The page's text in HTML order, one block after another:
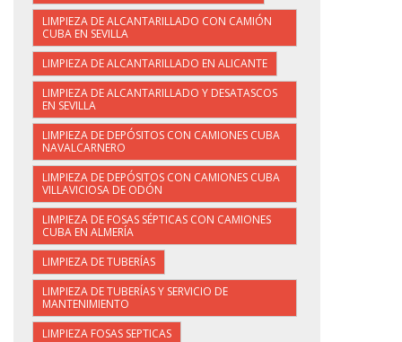
LIMPIEZA DE ALCANTARILLADO CON CAMIÓN
CUBA EN SEVILLA
LIMPIEZA DE ALCANTARILLADO EN ALICANTE
LIMPIEZA DE ALCANTARILLADO Y DESATASCOS
EN SEVILLA
LIMPIEZA DE DEPÓSITOS CON CAMIONES CUBA
NAVALCARNERO
LIMPIEZA DE DEPÓSITOS CON CAMIONES CUBA
VILLAVICIOSA DE ODÓN
LIMPIEZA DE FOSAS SÉPTICAS CON CAMIONES
CUBA EN ALMERÍA
LIMPIEZA DE TUBERÍAS
LIMPIEZA DE TUBERÍAS Y SERVICIO DE
MANTENIMIENTO
LIMPIEZA FOSAS SEPTICAS